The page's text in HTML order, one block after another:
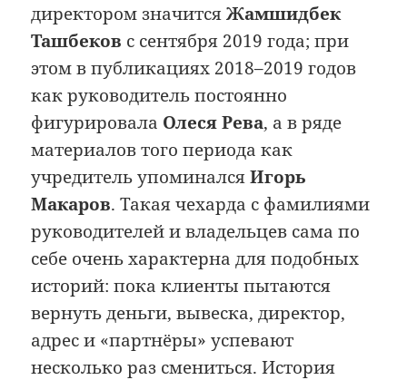
директором значитсяЖамшидбек
Ташбеков с сентября 2019 года; при
этом в публикациях 2018–2019 годов
как руководитель постоянно
фигурировала Олеся Рева, а в ряде
материалов того периода как
учредитель упоминалсяИгорь
Макаров. Такая чехарда с фамилиями
руководителей и владельцев сама по
себе очень характерна для подобных
историй: пока клиенты пытаются
вернуть деньги, вывеска, директор,
адрес и «партнёры» успевают
несколько раз смениться. История